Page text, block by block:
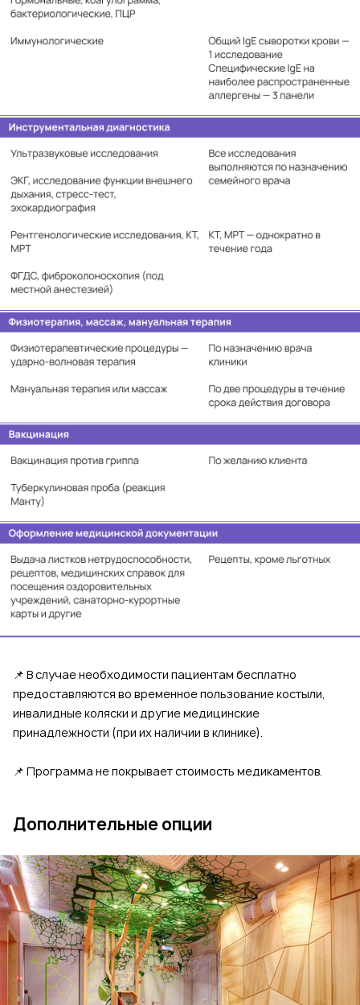
📌 В случае необходимости пациентам бесплатно
предоставляются во временное пользование костыли,
инвалидные коляски и другие медицинские
принадлежности (при их наличии в клинике).
📌 Программа не покрывает стоимость медикаментов.
Дополнительные опции